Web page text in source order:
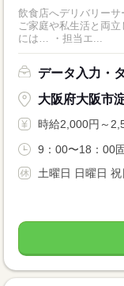
飲食店へデリバリーサ
ご家庭や私生活と両立し
には… ・担当エ...
データ入力・
大阪府大阪市
時給2,000円～
9：00〜18：00
土曜日 日曜日 祝